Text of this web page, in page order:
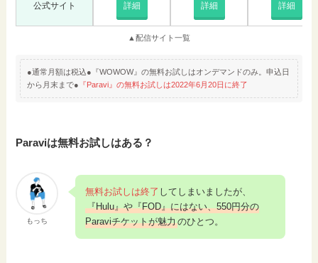
公式サイト 詳細 詳細 詳細
▲配信サイト一覧
●通常月額は税込●『WOWOW』の無料お試しはオンデマンドのみ。申込日
から月末まで● 『Paravi』の無料お試しは2022年6月20日に終了
Paraviは無料お試しはある？
もっち
無料お試しは終了 してしまいましたが、
『Hulu』や『FOD』にはない、550円分の
Paraviチケットが魅力のひとつ。